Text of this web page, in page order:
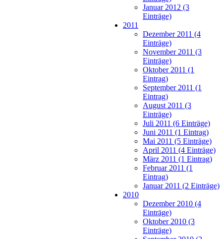
Januar 2012 (3
Einträge)
2011
Dezember 2011 (4
Einträge)
November 2011 (3
Einträge)
Oktober 2011 (1
Eintrag)
September 2011 (1
Eintrag)
August 2011 (3
Einträge)
Juli 2011 (6 Einträge)
Juni 2011 (1 Eintrag)
Mai 2011 (5 Einträge)
April 2011 (4 Einträge)
März 2011 (1 Eintrag)
Februar 2011 (1
Eintrag)
Januar 2011 (2 Einträge)
2010
Dezember 2010 (4
Einträge)
Oktober 2010 (3
Einträge)